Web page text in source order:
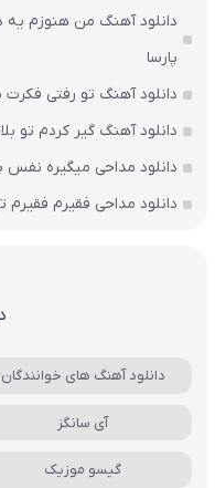
دانلود آهنگ من هنوزم
پارسا
دانلود آهنگ تو رفتی
دانلود آهنگ گیر کردم تو
دانلود مداحی میگیره نفس
دانلود مداحی فقیرم
دانلود آهنگ های خوانندگان
آی سانگز
گیسو موزیک